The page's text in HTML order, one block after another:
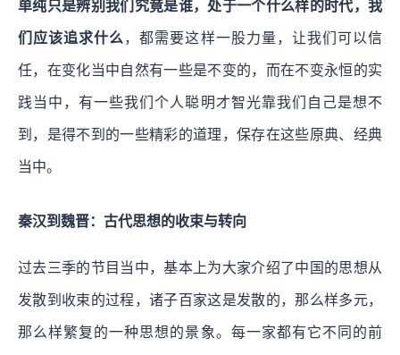
单纯只是辨别我们究竟是谁，处于一个什么样的时代，我
们应该追求什么 ，都需要这样一股力量，让我们可以信
任，在变化当中自然有一些是不变的，而在不变永恒的实
践当中，有一些我们个人聪明才智光靠我们自己是想不
到，是得不到的一些精彩的道理，保存在这些原典、经典
当中。
秦汉到魏晋：古代思想的收束与转向
过去三季的节目当中，基本上为大家介绍了中国的思想从
发散到收束的过程，诸子百家这是发散的，那么样多元，
那么样繁复的一种思想的景象。每一家都有它不同的前